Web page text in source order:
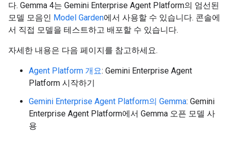
다. Gemma 4는 Gemini Enterprise Agent Platform의 엄선된
모델 모음인 Model Garden에서 사용할 수 있습니다. 콘솔에
서 직접 모델을 테스트하고 배포할 수 있습니다.
자세한 내용은 다음 페이지를 참고하세요.
Agent Platform 개요: Gemini Enterprise Agent
Platform 시작하기
Gemini Enterprise Agent Platform의 Gemma: Gemini
Enterprise Agent Platform에서 Gemma 오픈 모델 사
용